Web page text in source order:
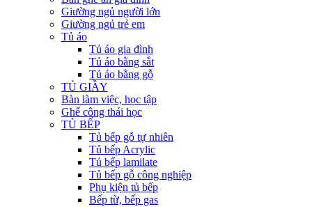
Giường ngủ người lớn
Giường ngủ trẻ em
Tủ áo
Tủ áo gia đình
Tủ áo bằng sắt
Tủ áo bằng gỗ
TỦ GIẦY
Bàn làm việc, học tập
Ghế công thái học
TỦ BẾP
Tủ bếp gỗ tự nhiên
Tủ bếp Acrylic
Tủ bếp lamilate
Tủ bếp gỗ công nghiệp
Phụ kiện tủ bếp
Bếp từ, bếp gas